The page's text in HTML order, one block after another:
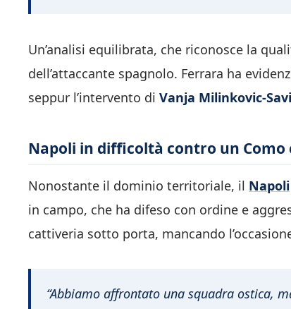
Un’analisi equilibrata, che riconosce la
dell’attaccante spagnolo. Ferrara ha
seppur l’intervento di Vanja Milinkovic-
Napoli in difficoltà contro un
Nonostante il dominio territoriale, il Napoli
in campo, che ha difeso con ordine e
cattiveria sotto porta, mancando
“Abbiamo affrontato una squadra ostica,